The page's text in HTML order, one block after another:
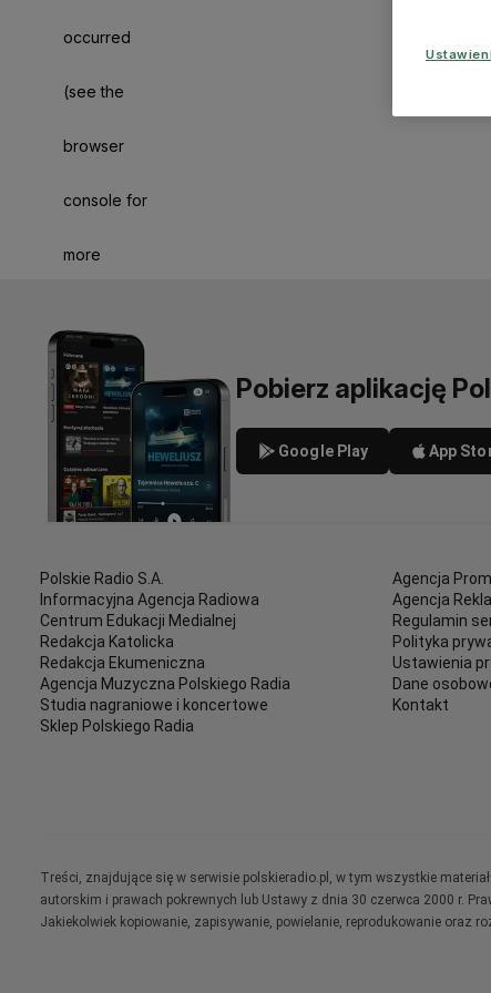
occurred
(see the
browser
console for
more
Pobierz aplikację
Google Play App
Polskie Radio S.A.
Informacyjna Agencja Radiowa
Centrum Edukacji Medialnej
Redakcja Katolicka
Redakcja Ekumeniczna
Agencja Muzyczna Polskiego Radia
Studia nagraniowe i koncertowe
Sklep Polskiego Radia
Agencja
Agencja
Regulamin
Polityka
Ustawienia
Dane
Kontakt
Treści, znajdujące się w serwisie polskieradio.pl, w tym wszystkie
autorskim i prawach pokrewnych lub Ustawy z dnia 30 czerwca 2000 r.
Jakiekolwiek kopiowanie, zapisywanie, powielanie, reprodukowanie oraz